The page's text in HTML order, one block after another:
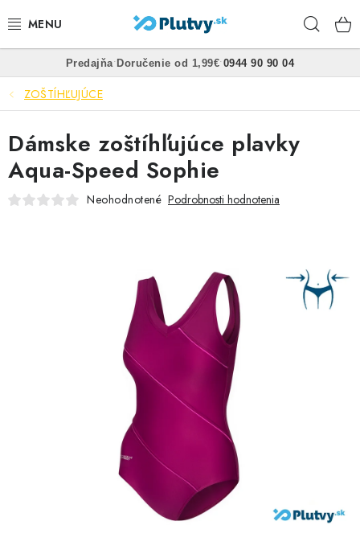
na
PLÁVANIE
ŠNORCHLOVANIE
FREEDIVING
SPEARFISHING
PODVODNÉ SKÚTRE
Predajňa• Doručenie od 1,99€• 0944 90 90 04
ZOŠTÍHĽUJÚCE
Dámske zoštíhľujúce plavky
Aqua-Speed Sophie
Neohodnotené Podrobnosti hodnotenia